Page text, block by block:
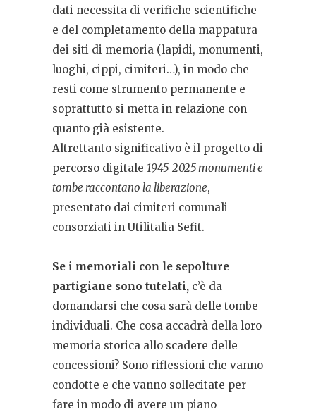
dati necessita di verifiche scientifiche
e del completamento della mappatura
dei siti di memoria (lapidi, monumenti,
luoghi, cippi, cimiteri…), in modo che
resti come strumento permanente e
soprattutto si metta in relazione con
quanto già esistente.
Altrettanto significativo è il progetto di
percorso digitale 1945-2025 monumenti e
tombe raccontano la liberazione,
presentato dai cimiteri comunali
consorziati in Utilitalia Sefit.
Se i memoriali con le sepolture
partigiane sono tutelati, c’è da
domandarsi che cosa sarà delle tombe
individuali. Che cosa accadrà della loro
memoria storica allo scadere delle
concessioni? Sono riflessioni che vanno
condotte e che vanno sollecitate per
fare in modo di avere un piano